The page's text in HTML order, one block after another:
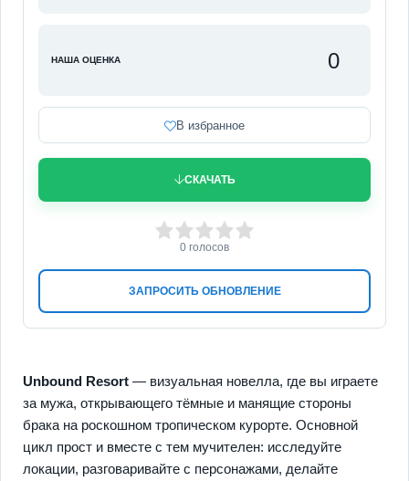
НАША ОЦЕНКА 0
В избранное
СКАЧАТЬ
ЗАПРОСИТЬ ОБНОВЛЕНИЕ
3 4 5
0 голосов
Unbound Resort — визуальная новелла, где вы играете
за мужа, открывающего тёмные и манящие стороны
брака на роскошном тропическом курорте. Основной
цикл прост и вместе с тем мучителен: исследуйте
локации, разговаривайте с персонажами, делайте